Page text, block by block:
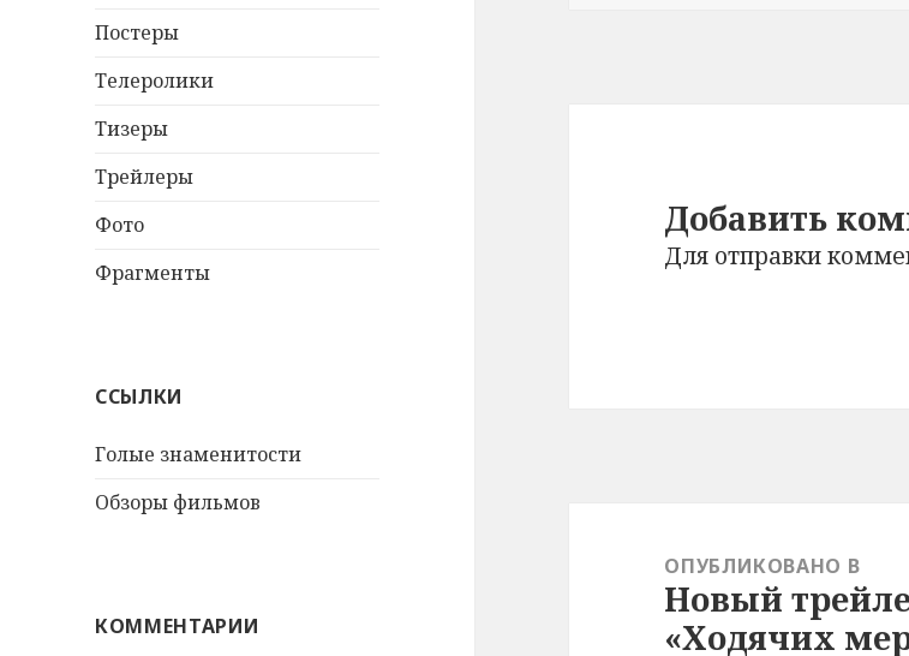
Постеры
Телеролики
Тизеры
Трейлеры
Фото
Фрагменты
ССЫЛКИ
Голые знаменитости
Обзоры фильмов
КОММЕНТАРИИ
Добавить
Для отправки
записям
ОПУБЛИКОВАНО В
Новый
«Ходячих